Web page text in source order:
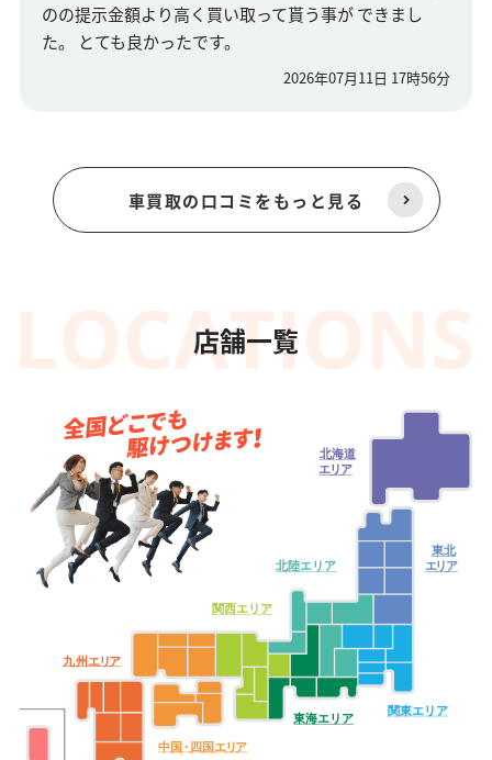
のの提示金額より高く買い取って貰う事が できまし
た。 とても良かったです。
2026年07月11日 17時56分
車買取の口コミをもっと見る
店舗一覧
東北
エリア
関東エリア
東海エリア
北陸エリア
関西エリア
中 国・四国 エリア
九州 エリア
北海道
エリア